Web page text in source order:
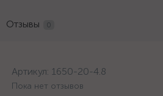
Отзывы 0
Артикул: 1650-20-4.8
Пока нет отзывов